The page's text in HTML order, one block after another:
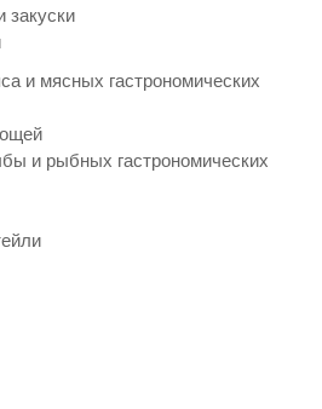
и мясных гастрономических
и рыбных гастрономических